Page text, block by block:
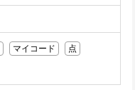
マイコード
点